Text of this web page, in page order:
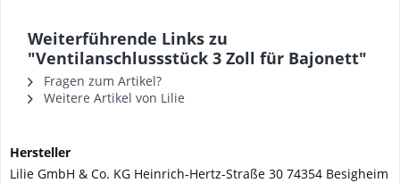
Weiterführende Links zu
"Ventilanschlussstück 3 Zoll für Bajonett"
Fragen zum Artikel?
Weitere Artikel von Lilie
Hersteller
Lilie GmbH & Co. KG Heinrich-Hertz-Straße 30 74354 Besigheim